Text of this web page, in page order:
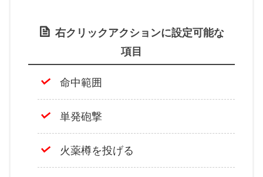
右クリックアクションに設定可能な
項目
命中範囲
単発砲撃
火薬樽を投げる